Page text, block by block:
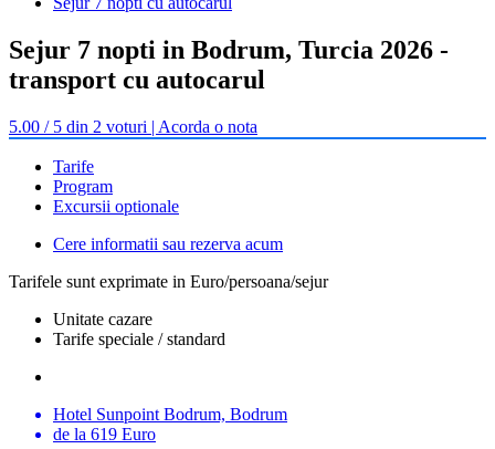
Sejur 7 nopti in Bodrum, Turcia 2026 -
transport cu autocarul
5.00 / 5 din 2 voturi | Acorda o nota
Tarife
Program
Excursii optionale
Cere informatii sau rezerva acum
Tarifele sunt exprimate in Euro/persoana/sejur
Unitate cazare
Tarife speciale / standard
Hotel Sunpoint Bodrum, Bodrum
de la 619 Euro